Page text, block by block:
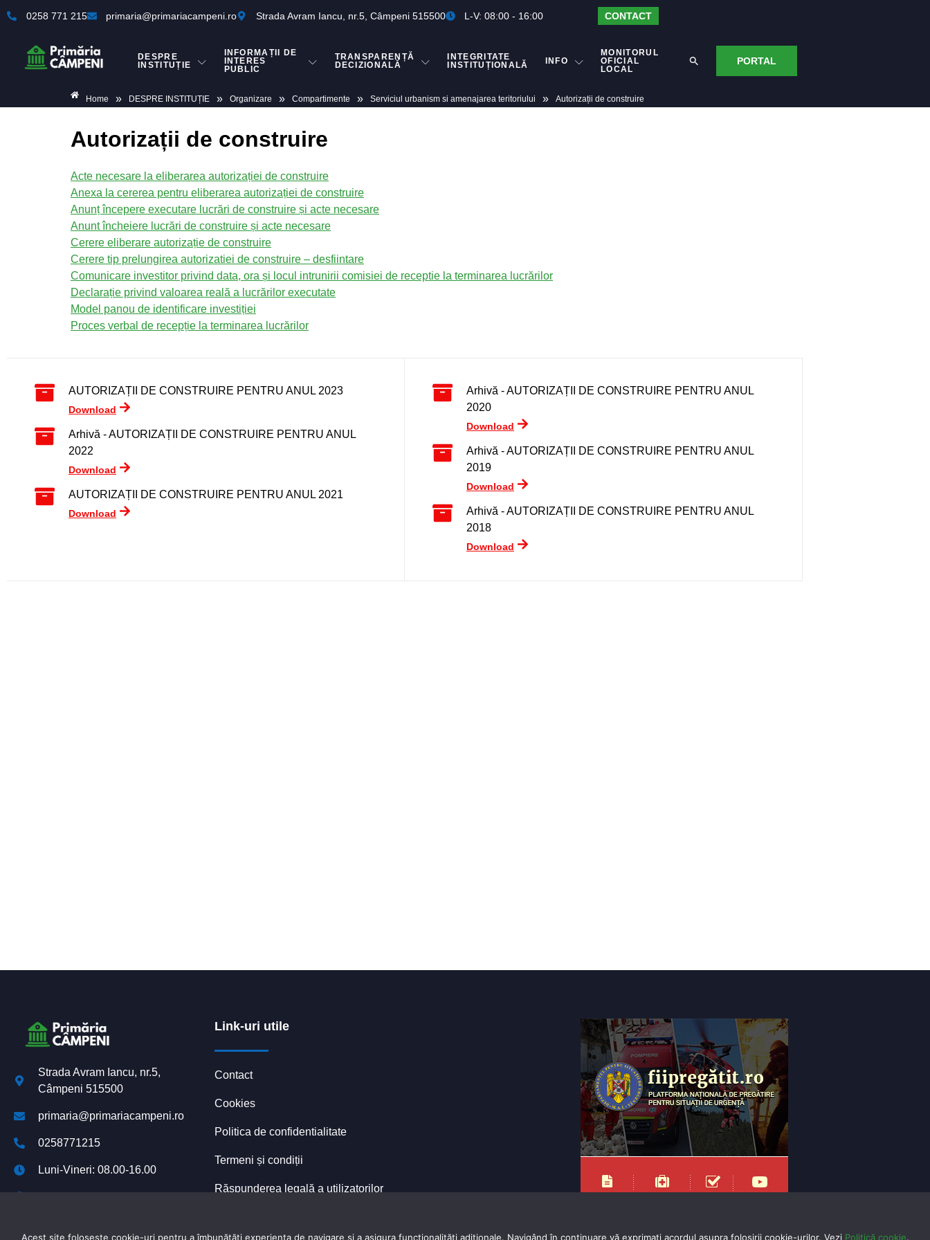
0258 771 215 primaria@primariacampeni.ro Strada Avram Iancu, nr.5, Câmpeni 515500 L-V: 08:00 - 16:00 CONTACT
DESPRE
INSTITUȚIE
INFORMAȚII DE
INTERES
PUBLIC
TRANSPARENȚĂ
DECIZIONALĂ
INTEGRITATE
INSTITUȚIONALĂ
INFO
MONITORUL
OFICIAL
LOCAL
PORTAL
Home » DESPRE INSTITUȚIE » Organizare » Compartimente » Serviciul urbanism si amenajarea teritoriului » Autorizații de construire
Autorizații de construire
Acte necesare la eliberarea autorizației de construire
Anexa la cererea pentru eliberarea autorizației de construire
Anunț începere executare lucrări de construire și acte necesare
Anunt încheiere lucrări de construire și acte necesare
Cerere eliberare autorizație de construire
Cerere tip prelungirea autorizatiei de construire – desfiintare
Comunicare investitor privind data, ora și locul intrunirii comisiei de receptie la terminarea lucrărilor
Declarație privind valoarea reală a lucrărilor executate
Model panou de identificare investiției
Proces verbal de recepție la terminarea lucrărilor
AUTORIZAȚII DE CONSTRUIRE PENTRU ANUL 2023
Download
Arhivă - AUTORIZAȚII DE CONSTRUIRE PENTRU ANUL
2022
Download
AUTORIZAȚII DE CONSTRUIRE PENTRU ANUL 2021
Download
Arhivă - AUTORIZAȚII DE CONSTRUIRE PENTRU ANUL
2020
Download
Arhivă - AUTORIZAȚII DE CONSTRUIRE PENTRU ANUL
2019
Download
Arhivă - AUTORIZAȚII DE CONSTRUIRE PENTRU ANUL
2018
Download
Strada Avram Iancu, nr.5,
Câmpeni 515500
primaria@primariacampeni.ro
0258771215
Luni-Vineri: 08.00-16.00
Link-uri utile
Contact
Cookies
Politica de confidentialitate
Termeni și condiții
Răspunderea legală a utilizatorilor
Acest site folosește cookie-uri pentru a îmbunătăți experiența de navigare și a asigura funcționalițăți adiționale. Navigând în continuare vă exprimaţi acordul asupra folosirii cookie-urilor. Vezi Politică cookie.